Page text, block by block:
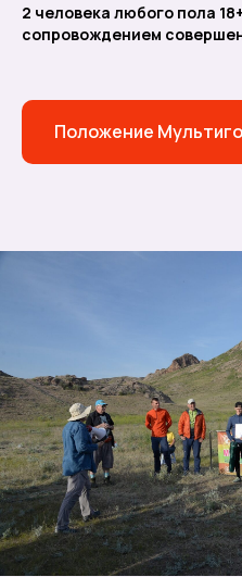
2 человека любого пола
сопровождением
Положение